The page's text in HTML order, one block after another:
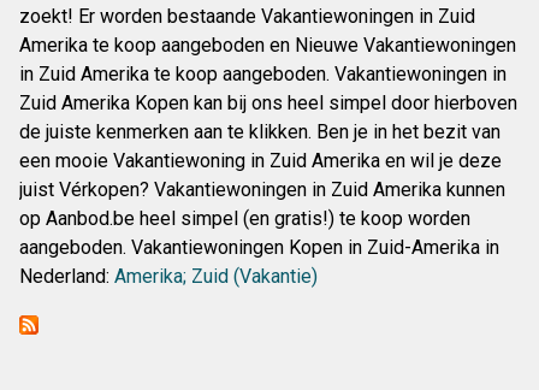
zoekt! Er worden bestaande Vakantiewoningen in Zuid
Amerika te koop aangeboden en Nieuwe Vakantiewoningen
in Zuid Amerika te koop aangeboden. Vakantiewoningen in
Zuid Amerika Kopen kan bij ons heel simpel door hierboven
de juiste kenmerken aan te klikken. Ben je in het bezit van
een mooie Vakantiewoning in Zuid Amerika en wil je deze
juist Vérkopen? Vakantiewoningen in Zuid Amerika kunnen
op Aanbod.be heel simpel (en gratis!) te koop worden
aangeboden. Vakantiewoningen Kopen in Zuid-Amerika in
Nederland: Amerika; Zuid (Vakantie)